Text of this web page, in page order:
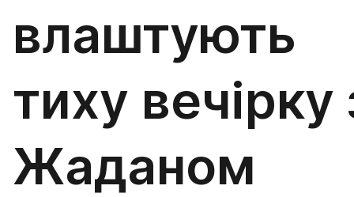
влаштують
тиху вечірку
Жаданом